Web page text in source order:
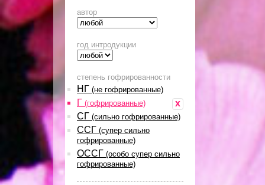
автор
год интродукции
степень гофрированности
НГ (не гофрированные)
x
Г (гофрированные)
СГ (сильно гофрированные)
ССГ (супер сильно
гофрированные)
ОССГ (особо супер сильно
гофрированные)